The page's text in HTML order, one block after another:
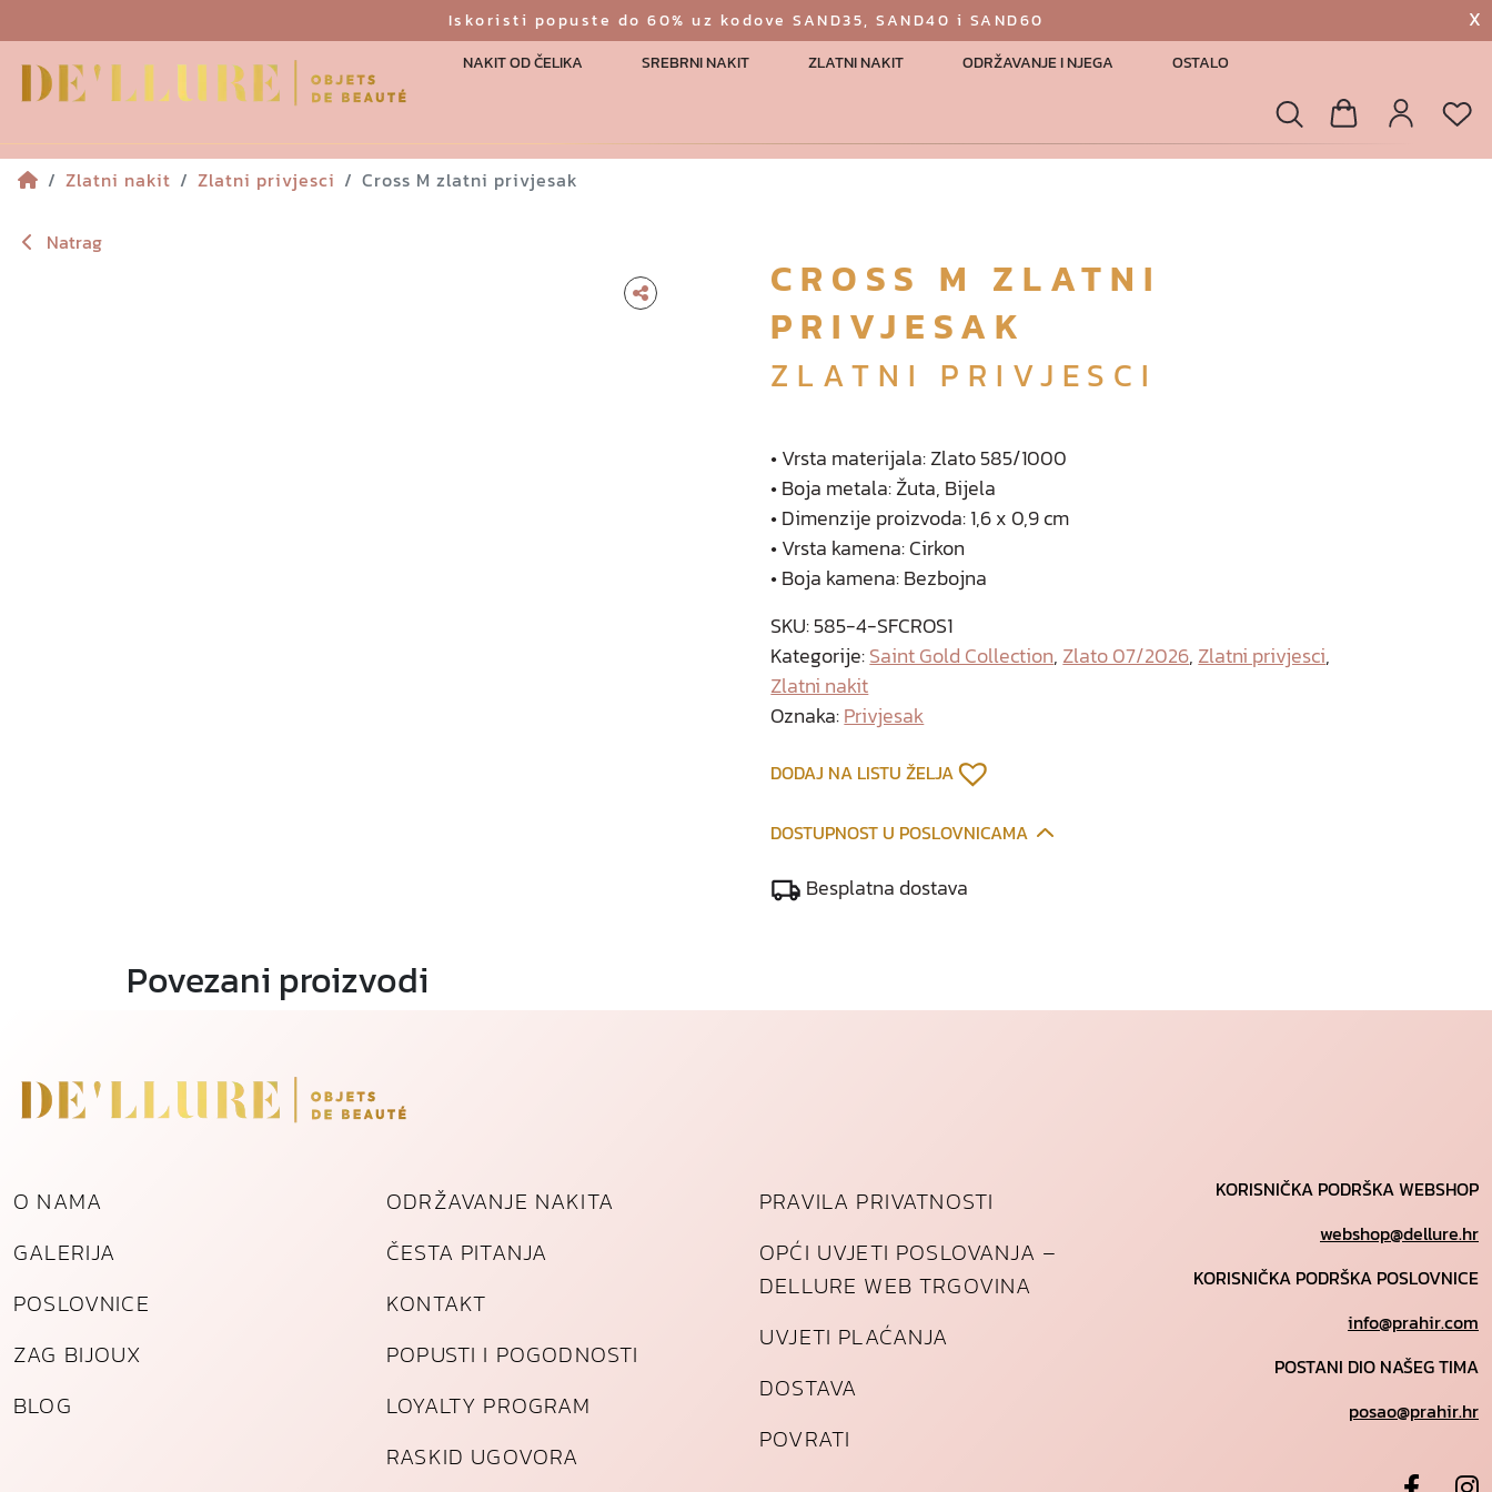
Iskoristi popuste do 60% uz kodove SAND35, SAND40 i SAND60 X
NAKIT OD ČELIKA SREBRNI NAKIT ZLATNI NAKIT ODRŽAVANJE I NJEGA OSTALO
Pretraga
Zlatni nakit
Zlatni privjesci Cross M zlatni privjesak
Natrag
CROSS M ZLATNI
PRIVJESAK
ZLATNI PRIVJESCI
• Vrsta materijala: Zlato 585/1000
• Boja metala: Žuta, Bijela
• Dimenzije proizvoda: 1,6 x 0,9 cm
• Vrsta kamena: Cirkon
• Boja kamena: Bezbojna
SKU:585-4-SFCROS1
Kategorije:Saint Gold Collection, Zlato 07/2026, Zlatni privjesci,
Zlatni nakit
Oznaka:Privjesak
DODAJ NA LISTU ŽELJA
DOSTUPNOST U POSLOVNICAMA
Besplatna dostava
Povezani proizvodi
O NAMA
GALERIJA
POSLOVNICE
ZAG BIJOUX
BLOG
ODRŽAVANJE NAKITA
ČESTA PITANJA
KONTAKT
POPUSTI I POGODNOSTI
LOYALTY PROGRAM
RASKID UGOVORA
PRAVILA PRIVATNOSTI
OPĆI UVJETI POSLOVANJA –
DELLURE WEB TRGOVINA
UVJETI PLAĆANJA
DOSTAVA
POVRATI
KORISNIČKA PODRŠKA WEBSHOP
webshop@dellure.hr
KORISNIČKA PODRŠKA POSLOVNICE
info@prahir.com
POSTANI DIO NAŠEG TIMA
posao@prahir.hr